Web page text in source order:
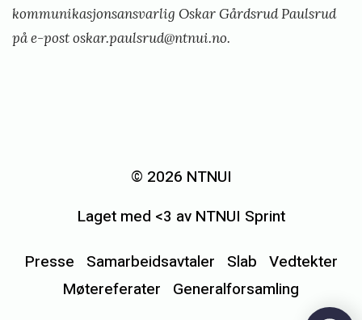
kommunikasjonsansvarlig Oskar Gårdsrud Paulsrud
på e-postoskar.paulsrud@ntnui.no.
© 2026 NTNUI
Laget med <3 av NTNUI Sprint
Presse Samarbeidsavtaler Slab Vedtekter
Møtereferater
Generalforsamling